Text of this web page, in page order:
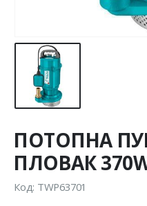
ПОТОПНА
ПЛОВАК
Код: TWP63701